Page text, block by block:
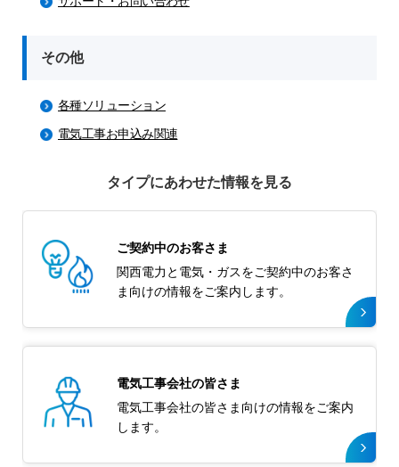
その他
各種ソリューション
電気工事お申込み関連
タイプにあわせた情報を見る
ご契約中のお客さま
関西電力と電気・ガスをご契約中のお客さ
ま向けの情報をご案内します。
電気工事会社の皆さま
電気工事会社の皆さま向けの情報をご案内
します。